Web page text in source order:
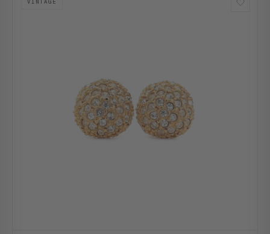
VINTAGE